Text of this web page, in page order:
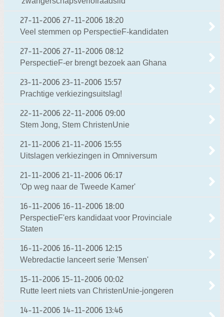
27-11-2006 27-11-2006 18:20
Veel stemmen op PerspectieF-kandidaten
27-11-2006 27-11-2006 08:12
PerspectieF-er brengt bezoek aan Ghana
23-11-2006 23-11-2006 15:57
Prachtige verkiezingsuitslag!
22-11-2006 22-11-2006 09:00
Stem Jong, Stem ChristenUnie
21-11-2006 21-11-2006 15:55
Uitslagen verkiezingen in Omniversum
21-11-2006 21-11-2006 06:17
'Op weg naar de Tweede Kamer'
16-11-2006 16-11-2006 18:00
PerspectieF'ers kandidaat voor Provinciale
Staten
16-11-2006 16-11-2006 12:15
Webredactie lanceert serie 'Mensen'
15-11-2006 15-11-2006 00:02
Rutte leert niets van ChristenUnie-jongeren
14-11-2006 14-11-2006 13:46